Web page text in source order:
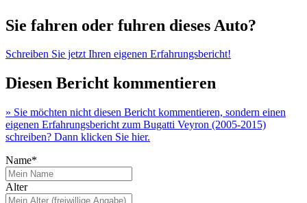
Sie fahren oder fuhren dieses Auto?
Schreiben Sie jetzt Ihren eigenen Erfahrungsbericht!
Diesen Bericht kommentieren
» Sie möchten nicht diesen Bericht kommentieren, sondern einen
eigenen Erfahrungsbericht zum Bugatti Veyron (2005-2015)
schreiben? Dann klicken Sie hier.
Name*
Alter